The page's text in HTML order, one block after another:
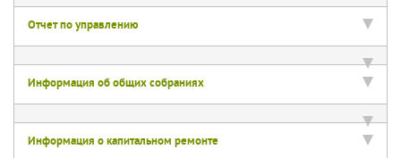
Отчет по управлению
Информация об общих собраниях
Информация о капитальном ремонте